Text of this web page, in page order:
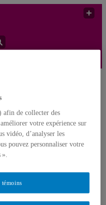
Yves Gingras
afin de collecter des
votre expérience sur
vidéo, d’analyser les
pouvez personnaliser votre